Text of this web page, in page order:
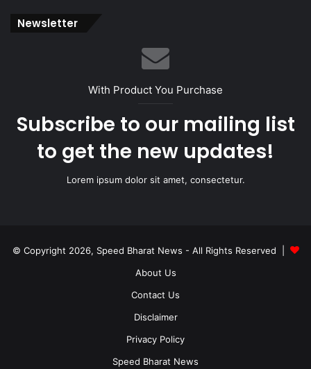
Newsletter
With Product You Purchase
Subscribe to our mailing list
to get the new updates!
Lorem ipsum dolor sit amet, consectetur.
© Copyright 2026, Speed Bharat News - All Rights Reserved |
About Us
Contact Us
Disclaimer
Privacy Policy
Speed Bharat News